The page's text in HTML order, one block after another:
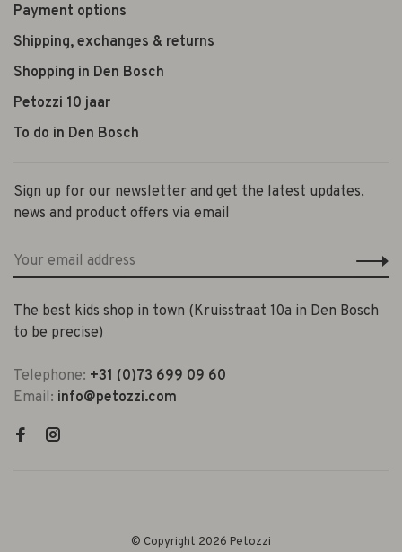
Payment options
Shipping, exchanges & returns
Shopping in Den Bosch
Petozzi 10 jaar
To do in Den Bosch
Sign up for our newsletter and get the latest updates,
news and product offers via email
The best kids shop in town (Kruisstraat 10a in Den Bosch
to be precise)
Telephone: +31 (0)73 699 09 60
Email: info@petozzi.com
© Copyright 2026 Petozzi